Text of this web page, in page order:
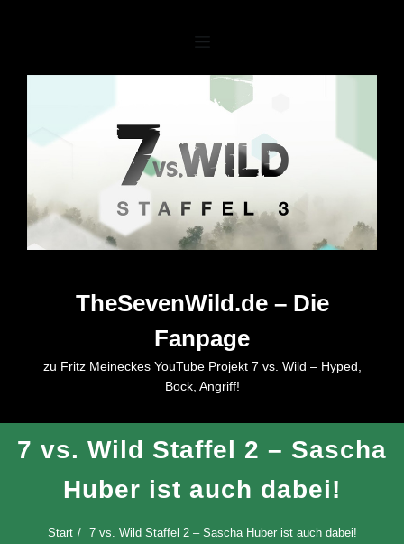
TheSevenWild.de – Die
Fanpage
zu Fritz Meineckes YouTube Projekt 7 vs. Wild – Hyped,
Bock, Angriff!
7 vs. Wild Staffel 2 – Sascha
Huber ist auch dabei!
Start 7 vs. Wild Staffel 2 – Sascha Huber ist auch dabei!